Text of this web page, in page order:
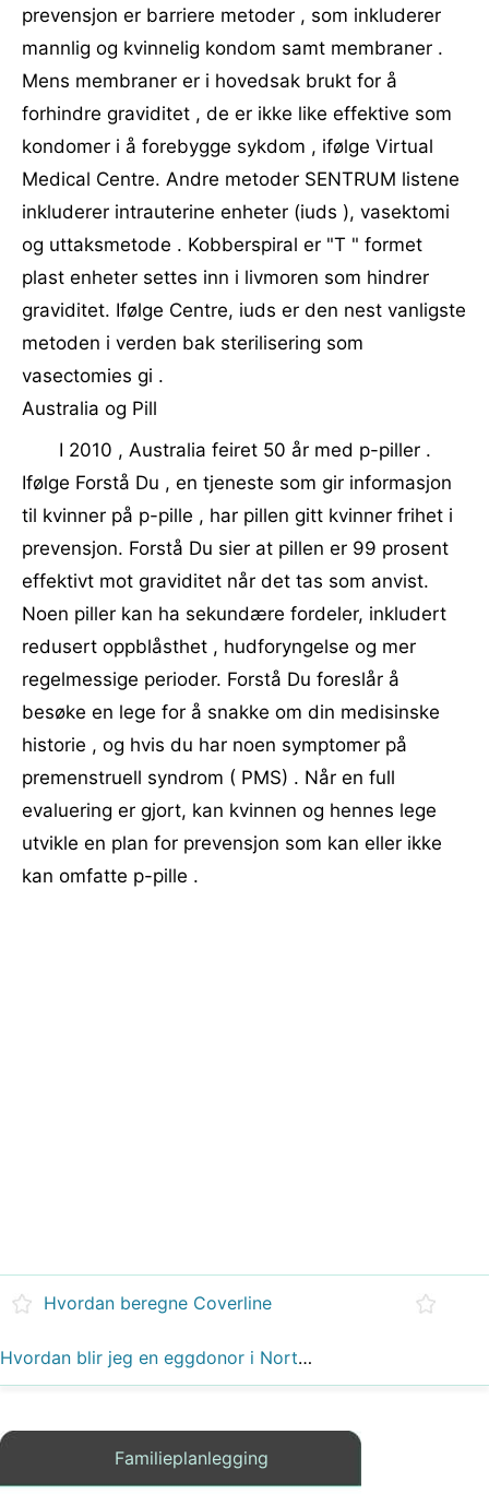
prevensjon er barriere metoder , som inkluderer
mannlig og kvinnelig kondom samt membraner .
Mens membraner er i hovedsak brukt for å
forhindre graviditet , de er ikke like effektive som
kondomer i å forebygge sykdom , ifølge Virtual
Medical Centre. Andre metoder SENTRUM listene
inkluderer intrauterine enheter (iuds ), vasektomi
og uttaksmetode . Kobberspiral er "T " formet
plast enheter settes inn i livmoren som hindrer
graviditet. Ifølge Centre, iuds er den nest vanligste
metoden i verden bak sterilisering som
vasectomies gi .
Australia og Pill
I 2010 , Australia feiret 50 år med p-piller .
Ifølge Forstå Du , en tjeneste som gir informasjon
til kvinner på p-pille , har pillen gitt kvinner frihet i
prevensjon. Forstå Du sier at pillen er 99 prosent
effektivt mot graviditet når det tas som anvist.
Noen piller kan ha sekundære fordeler, inkludert
redusert oppblåsthet , hudforyngelse og mer
regelmessige perioder. Forstå Du foreslår å
besøke en lege for å snakke om din medisinske
historie , og hvis du har noen symptomer på
premenstruell syndrom ( PMS) . Når en full
evaluering er gjort, kan kvinnen og hennes lege
utvikle en plan for prevensjon som kan eller ikke
kan omfatte p-pille .
Hvordan beregne Coverline
Hvordan blir jeg en eggdonor i North Carolina
Familieplanlegging